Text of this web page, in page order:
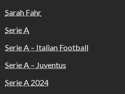
Sarah Fahr
Serie A
Serie A – Italian Football
Serie A – Juventus
Serie A 2024